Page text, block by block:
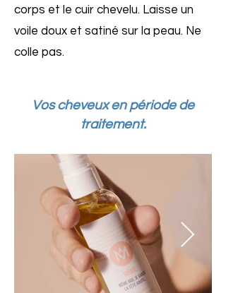
corps et le cuir chevelu. Laisse un
voile doux et satiné sur la peau. Ne
colle pas.
Vos cheveux en période de
traitement.